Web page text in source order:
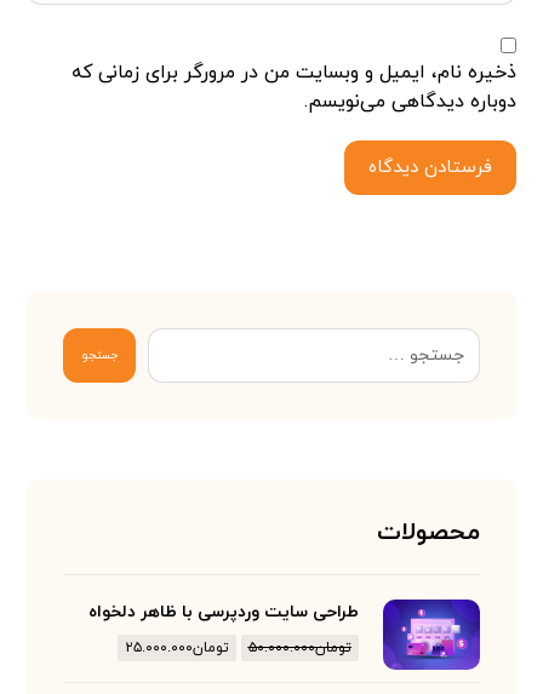
ذخیره نام، ایمیل و وبسایت من در مرورگر برای زمانی که
دوباره دیدگاهی می‌نویسم.
فرستادن دیدگاه
جستجو
محصولات
طراحی سایت وردپرسی با ظاهر دلخواه
تومان۵۰.۰۰۰.۰۰۰ تومان۲۵.۰۰۰.۰۰۰